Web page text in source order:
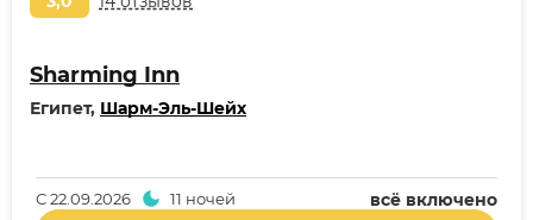
Sharming Inn
Египет, Шарм-Эль-Шейх
всё включено
С22.09.2026 11 ночей